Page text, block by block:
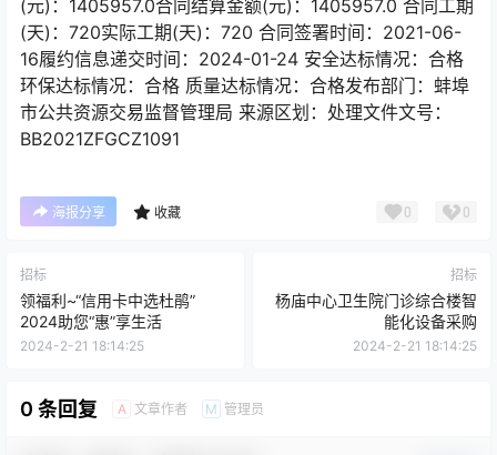
(元)：1405957.0合同结算金额(元)：1405957.0 合同工期
(天)：720实际工期(天)：720 合同签署时间：2021-06-
16履约信息递交时间：2024-01-24 安全达标情况：合格
环保达标情况：合格 质量达标情况：合格发布部门：蚌埠
市公共资源交易监督管理局 来源区划：处理文件文号：
BB2021ZFGCZ1091
海报分享 收藏 0 0
招标
领福利~“信用卡中选杜鹃”
2024助您“惠”享生活
2024-2-21 18:14:25
招标
杨庙中心卫生院门诊综合楼智
能化设备采购
2024-2-21 18:14:25
0 条回复 A 文章作者 M 管理员